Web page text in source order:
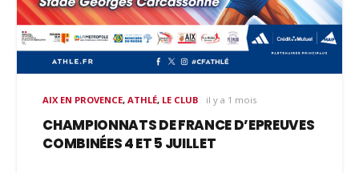
AIX EN PROVENCE,ATHLÉ, LE CLUB il y a 1 mois
CHAMPIONNATS DE FRANCE D’EPREUVES
COMBINÉES 4 ET 5 JUILLET